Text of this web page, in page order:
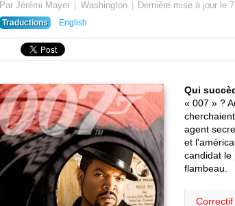
Par Jérémi Mayer Washington Dernière mise à jour le
Traductions
English
Qui
« 007 » ?
agent
et
candidat le
flambeau.